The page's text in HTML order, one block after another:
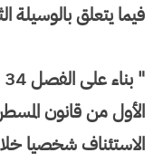
فيما يتعلق بالوسيلة
الأول من قانون